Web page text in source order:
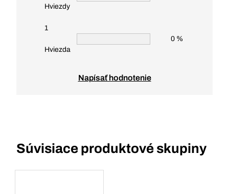
Hviezdy
1
Hviezda
0 %
Napísať hodnotenie
Súvisiace produktové skupiny